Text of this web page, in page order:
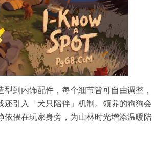
到内饰配件，每个细节皆可自由调整，
引入「犬只陪伴」机制。领养的狗狗会
偎在玩家身旁，为山林时光增添温暖陪